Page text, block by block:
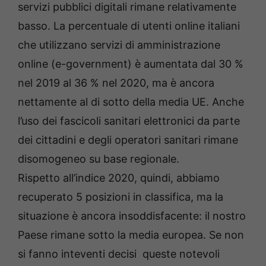
servizi pubblici digitali rimane relativamente
basso. La percentuale di utenti online italiani
che utilizzano servizi di amministrazione
online (e-government) è aumentata dal 30 %
nel 2019 al 36 % nel 2020, ma è ancora
nettamente al di sotto della media UE. Anche
l’uso dei fascicoli sanitari elettronici da parte
dei cittadini e degli operatori sanitari rimane
disomogeneo su base regionale.
Rispetto all’indice 2020, quindi, abbiamo
recuperato 5 posizioni in classifica, ma la
situazione è ancora insoddisfacente: il nostro
Paese rimane sotto la media europea. Se non
si fanno inteventi decisi queste notevoli